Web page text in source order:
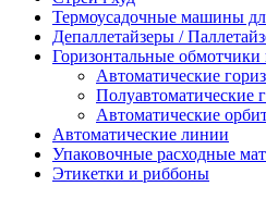
Термоусадочные машины
Депаллетайзеры /
Горизонтальные обмотчики
Автоматические
Полуавтоматические
Автоматические
Автоматические линии
Упаковочные расходные
Этикетки и риббоны